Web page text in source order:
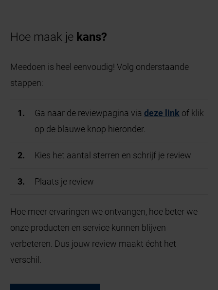
Hoe maak je kans?
Meedoen is heel eenvoudig! Volg onderstaande
stappen:
Ga naar de reviewpagina viadeze link of klik
op de blauwe knop hieronder.
Kies het aantal sterren en schrijf je review
Plaats je review
Hoe meer ervaringen we ontvangen, hoe beter we
onze producten en service kunnen blijven
verbeteren. Dus jouw review maakt écht het
verschil.